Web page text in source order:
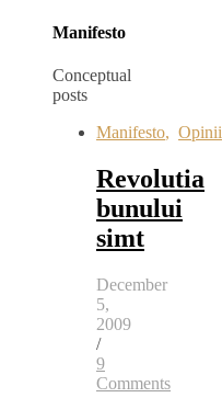
Manifesto
Conceptual
posts
Manifesto, Opinii
Revolutia
bunului
simt
December
5,
2009
/
9
Comments